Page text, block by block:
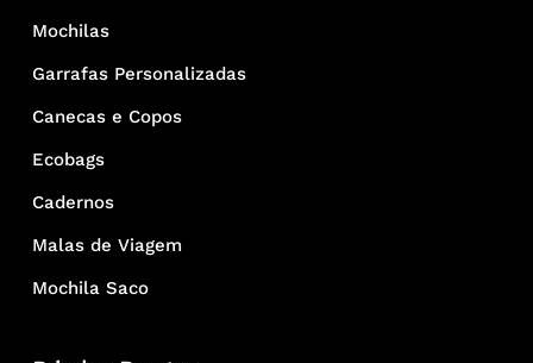
Mochilas
Garrafas Personalizadas
Canecas e Copos
Ecobags
Cadernos
Malas de Viagem
Mochila Saco